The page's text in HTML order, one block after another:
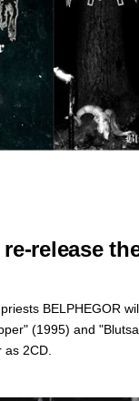
re-release
BELPHEGOR
(1995) and
2CD.